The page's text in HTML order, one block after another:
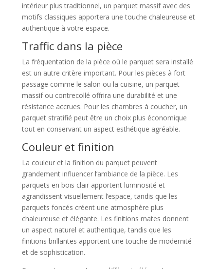
intérieur plus traditionnel, un parquet massif avec des
motifs classiques apportera une touche chaleureuse et
authentique à votre espace.
Traffic dans la pièce
La fréquentation de la pièce où le parquet sera installé
est un autre critère important. Pour les pièces à fort
passage comme le salon ou la cuisine, un parquet
massif ou contrecollé offrira une durabilité et une
résistance accrues. Pour les chambres à coucher, un
parquet stratifié peut être un choix plus économique
tout en conservant un aspect esthétique agréable.
Couleur et finition
La couleur et la finition du parquet peuvent
grandement influencer l’ambiance de la pièce. Les
parquets en bois clair apportent luminosité et
agrandissent visuellement l’espace, tandis que les
parquets foncés créent une atmosphère plus
chaleureuse et élégante. Les finitions mates donnent
un aspect naturel et authentique, tandis que les
finitions brillantes apportent une touche de modernité
et de sophistication.